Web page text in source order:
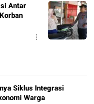
Antar
Siklus Integrasi
Warga